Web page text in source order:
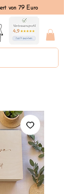
von 79 Euro